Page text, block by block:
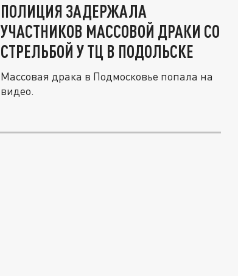
ПОЛИЦИЯ ЗАДЕРЖАЛА
УЧАСТНИКОВ МАССОВОЙ ДРАКИ СО
СТРЕЛЬБОЙ У ТЦ В ПОДОЛЬСКЕ
Массовая драка в Подмосковье попала на
видео.